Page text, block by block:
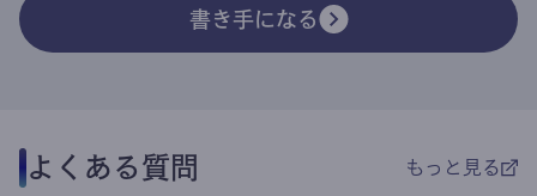
書き手になる
よくある質問 もっと見る